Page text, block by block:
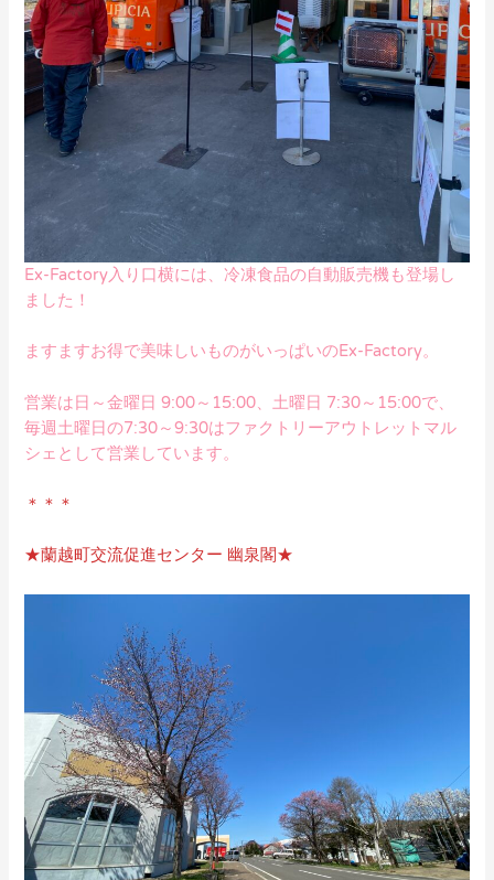
Ex-Factory入り口横には、冷凍食品の自動販売機も登場し
ました！
ますますお得で美味しいものがいっぱいのEx-Factory。
営業は日～金曜日 9:00～15:00、土曜日 7:30～15:00で、
毎週土曜日の7:30～9:30はファクトリーアウトレットマル
シェとして営業しています。
＊＊＊
★蘭越町交流促進センター 幽泉閣★